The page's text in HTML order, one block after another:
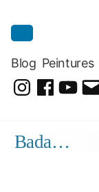
Blog Peintures
Dessins
Bada…